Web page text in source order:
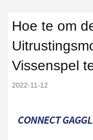
Hoe te om
Vissenspel
2022-11-12